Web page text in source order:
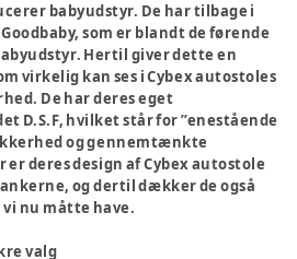
babyudstyr. De har tilbage i
som er blandt de førende
Hertil giver dette en
virkelig kan ses i Cybex autostoles
De har deres eget
D.S.F, hvilket står for ”enestående
og gennemtænkte
deres design af Cybex autostole
og dertil dækker de også
vi nu måtte have.
valg